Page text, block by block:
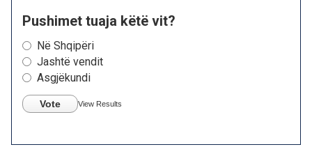
Pushimet tuaja këtë vit?
Në Shqipëri
Jashtë vendit
Asgjëkundi
Vote View Results